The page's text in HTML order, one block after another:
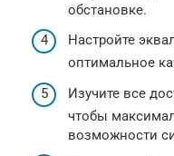
обстановке.
Настройте
оптимальное
Изучите все
чтобы
возможности